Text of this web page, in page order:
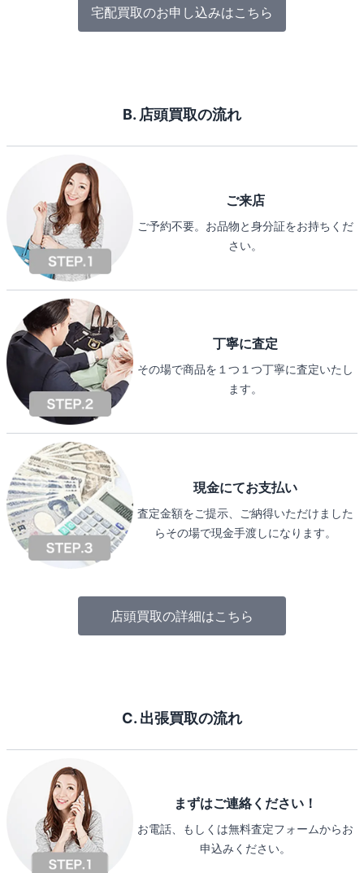
宅配買取のお申し込みはこちら
B. 店頭買取の流れ
ご来店
ご予約不要。お品物と身分証をお持ちくだ
さい。
丁寧に査定
その場で商品を１つ１つ丁寧に査定いたし
ます。
現金にてお支払い
査定金額をご提示、ご納得いただけました
らその場で現金手渡しになります。
店頭買取の詳細はこちら
C. 出張買取の流れ
まずはご連絡ください！
お電話、もしくは無料査定フォームからお
申込みください。